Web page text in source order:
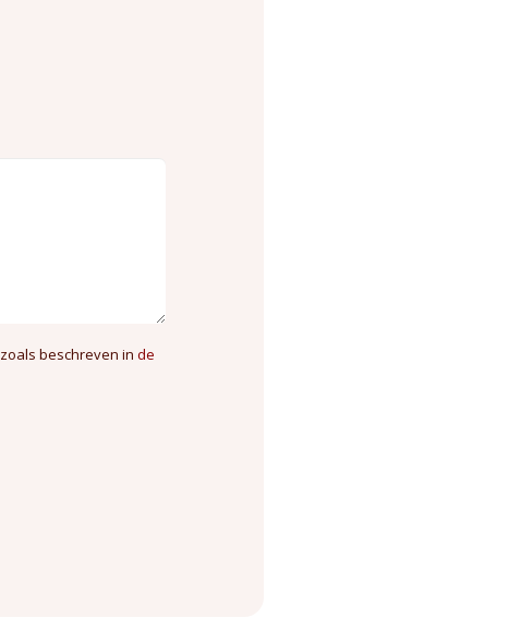
beschreven in de